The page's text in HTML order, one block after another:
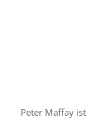
Peter Maffay